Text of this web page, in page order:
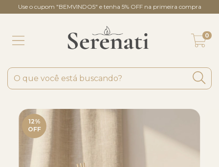
Use o cupom "BEMVINDO5" e tenha 5% OFF na primeira compra
0
12%
OFF